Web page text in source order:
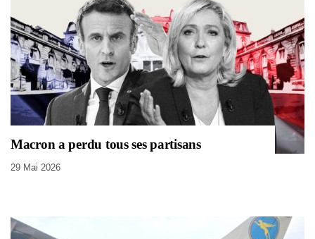
Macron a perdu tous ses partisans
29 Mai 2026